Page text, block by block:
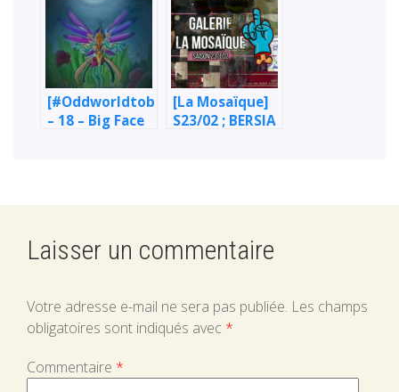
[#Oddworldtober23]
– 18 – Big Face
[La Mosaïque]
S23/02 ; BERSIA
Laisser un commentaire
Votre adresse e-mail ne sera pas publiée. Les champs
obligatoires sont indiqués avec *
Commentaire *